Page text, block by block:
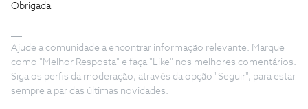
Obrigada
Ajude a comunidade a encontrar informação relevante. Marque
como "Melhor Resposta" e faça "Like" nos melhores comentários.
Siga os perfis da moderação, através da opção "Seguir", para estar
sempre a par das últimas novidades.